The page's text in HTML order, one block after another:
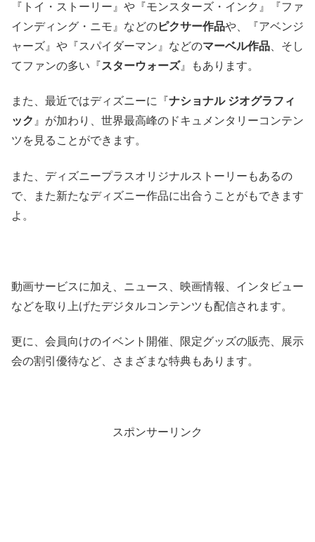
『トイ・ストーリー』や『モンスターズ・インク』『ファ
インディング・ニモ』などのピクサー作品や、『アベンジ
ャーズ』や『スパイダーマン』などのマーベル作品 、そし
てファンの多い『スターウォーズ』もあります。
また、最近ではディズニーに『ナショナル ジオグラフィ
ック 』が加わり、世界最高峰のドキュメンタリーコンテン
ツを見ることができます。
また、ディズニープラスオリジナルストーリーもあるの
で、また新たなディズニー作品に出合うことがもできます
よ。
動画サービスに加え、ニュース、映画情報、インタビュー
などを取り上げたデジタルコンテンツも配信されます。
更に、会員向けのイベント開催、限定グッズの販売、展示
会の割引優待など、さまざまな特典もあります。
スポンサーリンク